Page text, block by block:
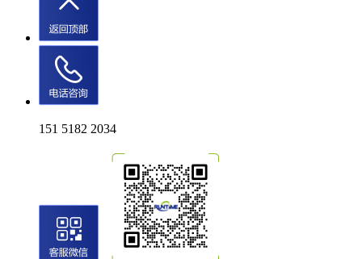
151 5182 2034